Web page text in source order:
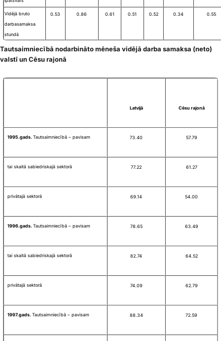
Vidējā bruto
darbasamaksa
stundā
0.53 0.86 0.61 0.51 0.52 0.34 0.55
Tautsaimniecībā nodarbināto mēneša vidējā darba samaksa (neto)
valstī un Cēsu rajonā
Latvijā Cēsu rajonā
1995.gads. Tautsaimniecībā – pavisam 73.40 57.79
tai skaitā sabiedriskajā sektorā 77.22 61.27
privātajā sektorā 69.14 54.00
1996.gads. Tautsaimniecībā – pavisam 78.65 63.49
tai skaitā sabiedriskajā sektorā 82.74 64.52
privātajā sektorā 74.09 62.79
1997.gads. Tautsaimniecībā – pavisam 88.34 72.59